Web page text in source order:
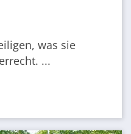
was sie
...